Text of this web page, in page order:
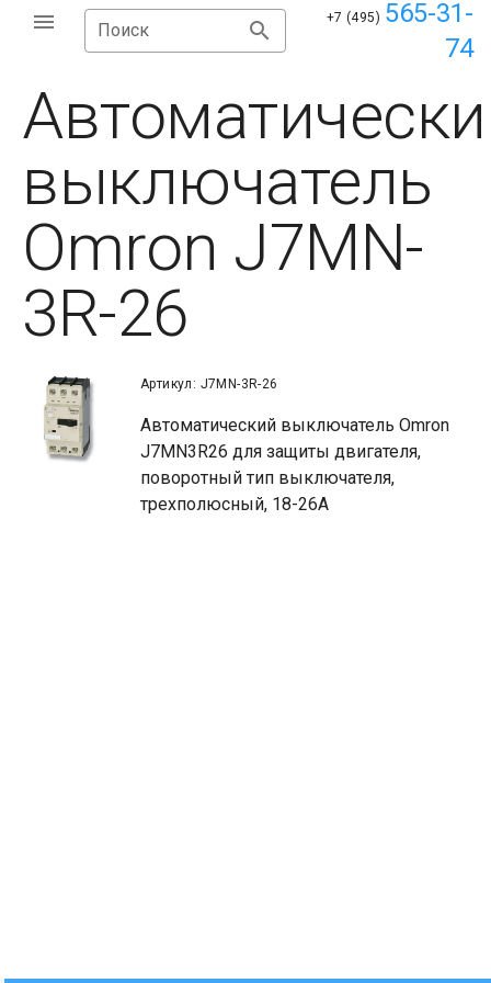
Поиск
+7 (495) 565-31-
74
выключатель
Omron J7MN-
3R-26
Артикул: J7MN-3R-26
Автоматический выключатель Omron
J7MN3R26 для защиты двигателя,
поворотный тип выключателя,
трехполюсный, 18-26A